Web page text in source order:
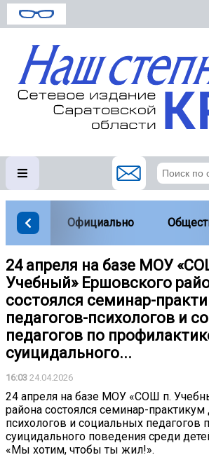
Официально
24 апреля на базе МОУ
Учебный» Ершовского
состоялся семинар-
педагогов-психологов и
педагогов по
суицидального...
16:03 24.04.2026
24 апреля на базе МОУ «СОШ п.
района состоялся семинар-практикум
психологов и социальных педагогов
суицидального поведения среди
«Мы хотим, чтобы ты жил!».